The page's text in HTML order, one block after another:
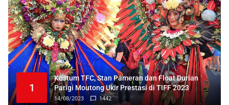
1
Kostum TFC, Stan Pameran dan Float Durian
Parigi Moutong Ukir Prestasi di TIFF 2023
14/08/2023 1442